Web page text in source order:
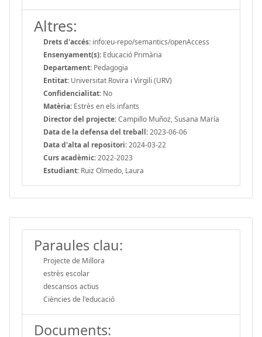
Altres:
Drets d'accés: info:eu-repo/semantics/openAccess
Ensenyament(s): Educació Primària
Departament: Pedagogia
Entitat: Universitat Rovira i Virgili (URV)
Confidencialitat: No
Matèria: Estrès en els infants
Director del projecte:Campillo Muñoz, Susana María
Data de la defensa del treball:2023-06-06
Data d'alta al repositori:2024-03-22
Curs acadèmic:2022-2023
Estudiant: Ruiz Olmedo, Laura
Paraules clau:
Projecte de Millora
estrès escolar
descansos actius
Ciències de l'educació
Documents: